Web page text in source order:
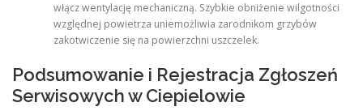
włącz wentylację mechaniczną. Szybkie obniżenie wilgotności
względnej powietrza uniemożliwia zarodnikom grzybów
zakotwiczenie się na powierzchni uszczelek.
Podsumowanie i Rejestracja Zgłoszeń
Serwisowych w Ciepielowie